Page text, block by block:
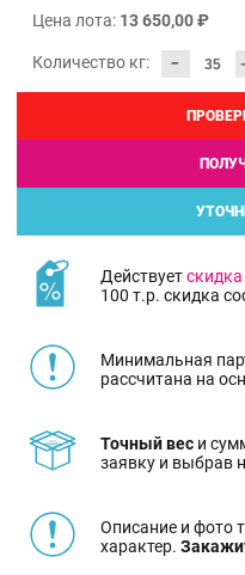
Цена лота: 13 650,00 ₽
Количество кг: -
Действуетскидка
100 т.р. скидка
Минимальная
рассчитана на
Точный вес и
заявку и выбрав
Описание и фото
характер.